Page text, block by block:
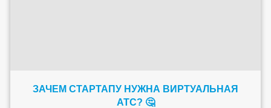
ЗАЧЕМ СТАРТАПУ НУЖНА ВИРТУАЛЬНАЯ
АТС? 🤔